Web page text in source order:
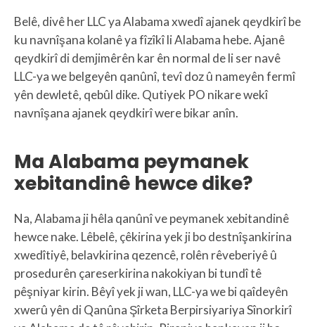
Belê, divê her LLC ya Alabama xwedî ajanek qeydkirî be
ku navnîşana kolanê ya fîzîkî li Alabama hebe. Ajanê
qeydkirî di demjimêrên kar ên normal de li ser navê
LLC-ya we belgeyên qanûnî, tevî doz û nameyên fermî
yên dewletê, qebûl dike. Qutiyek PO nikare wekî
navnîşana ajanek qeydkirî were bikar anîn.
Ma Alabama peymanek
xebitandinê hewce dike?
Na, Alabama ji hêla qanûnî ve peymanek xebitandinê
hewce nake. Lêbelê, çêkirina yek ji bo destnîşankirina
xwedîtiyê, belavkirina qezencê, rolên rêveberiyê û
prosedurên çareserkirina nakokiyan bi tundî tê
pêşniyar kirin. Bêyî yek ji wan, LLC-ya we bi qaîdeyên
xwerû yên di Qanûna Şîrketa Berpirsiyariya Sînorkirî